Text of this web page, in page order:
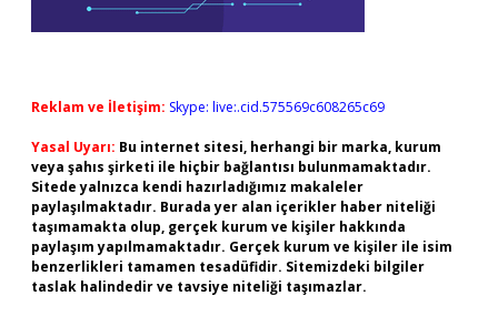
Reklam ve İletişim: Skype: live:.cid.575569c608265c69
Yasal Uyarı: Bu internet sitesi, herhangi bir marka, kurum
veya şahıs şirketi ile hiçbir bağlantısı bulunmamaktadır.
Sitede yalnızca kendi hazırladığımız makaleler
paylaşılmaktadır. Burada yer alan içerikler haber niteliği
taşımamakta olup, gerçek kurum ve kişiler hakkında
paylaşım yapılmamaktadır. Gerçek kurum ve kişiler ile isim
benzerlikleri tamamen tesadüfidir. Sitemizdeki bilgiler
taslak halindedir ve tavsiye niteliği taşımazlar.